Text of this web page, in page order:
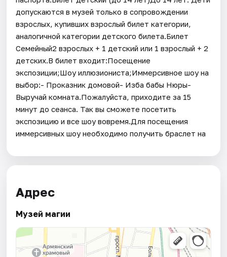
допускаются в музей только в сопровождении
взрослых, купивших взрослый билет категории,
аналогичной категории детского билета.Билет
Семейный2 взрослых + 1 детский или 1 взрослый + 2
детских.В билет входит:Посещение
экспозиции;Шоу иллюзиониста;Иммерсивное шоу на
выбор:- Проказник домовой- Изба бабы Нюры-
Выручай комната.Пожалуйста, приходите за 15
минут до сеанса. Так вы сможете посетить
экспозицию и все шоу вовремя.Для посещения
иммерсивных шоу необходимо получить браслет на
Адрес
Музей магии